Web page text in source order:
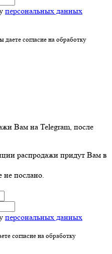
персональных данных
согласие на обработку
Вам на Telegram, после
распродажи придут Вам в
послано.
персональных данных
согласие на обработку